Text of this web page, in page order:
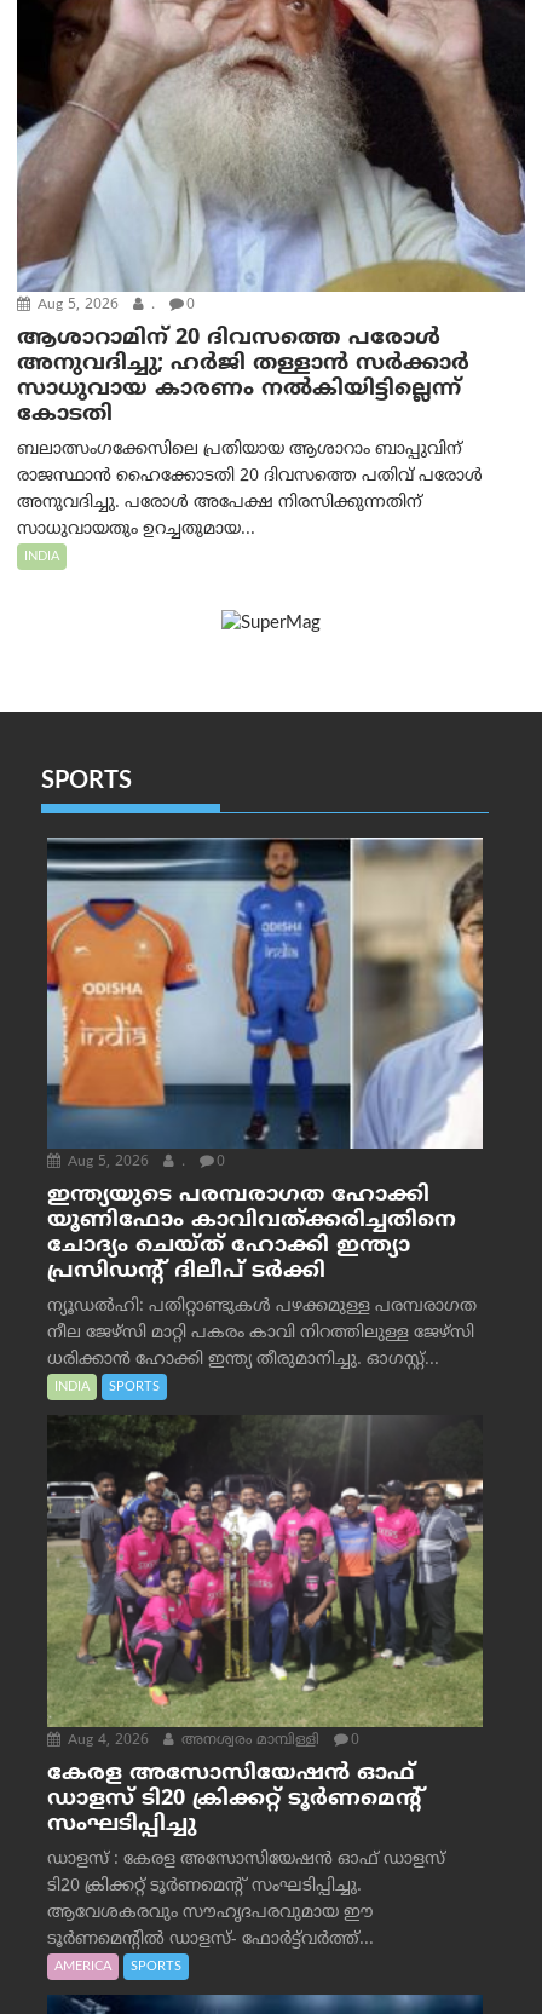
Aug 5, 2026 . 0
ആശാറാമിന് 20 ദിവസത്തെ പരോൾ
അനുവദിച്ചു; ഹർജി തള്ളാൻ സർക്കാർ
സാധുവായ കാരണം നൽകിയിട്ടില്ലെന്ന്
കോടതി
ബലാത്സംഗക്കേസിലെ പ്രതിയായ ആശാറാം ബാപ്പുവിന്
രാജസ്ഥാൻ ഹൈക്കോടതി 20 ദിവസത്തെ പതിവ് പരോൾ
അനുവദിച്ചു. പരോൾ അപേക്ഷ നിരസിക്കുന്നതിന്
സാധുവായതും ഉറച്ചതുമായ...
INDIA
SPORTS
Aug 5, 2026 . 0
ഇന്ത്യയുടെ പരമ്പരാഗത ഹോക്കി
യൂണിഫോം കാവിവത്ക്കരിച്ചതിനെ
ചോദ്യം ചെയ്ത് ഹോക്കി ഇന്ത്യാ
പ്രസിഡന്റ് ദിലീപ് ടര്‍ക്കി
ന്യൂഡൽഹി: പതിറ്റാണ്ടുകൾ പഴക്കമുള്ള പരമ്പരാഗത
നീല ജേഴ്‌സി മാറ്റി പകരം കാവി നിറത്തിലുള്ള ജേഴ്‌സി
ധരിക്കാൻ ഹോക്കി ഇന്ത്യ തീരുമാനിച്ചു. ഓഗസ്റ്റ്...
INDIA SPORTS
Aug 4, 2026 അനശ്വരം മാമ്പിള്ളി 0
കേരള അസോസിയേഷൻ ഓഫ്
ഡാളസ് ടി20 ക്രിക്കറ്റ് ടൂർണമെന്റ്
സംഘടിപ്പിച്ചു
ഡാളസ് : കേരള അസോസിയേഷൻ ഓഫ് ഡാളസ്
ടി20 ക്രിക്കറ്റ് ടൂർണമെന്റ് സംഘടിപ്പിച്ചു.
ആവേശകരവും സൗഹൃദപരവുമായ ഈ
ടൂർണമെന്റിൽ ഡാളസ്- ഫോർട്ട്‌വര്‍ത്ത്...
AMERICA SPORTS